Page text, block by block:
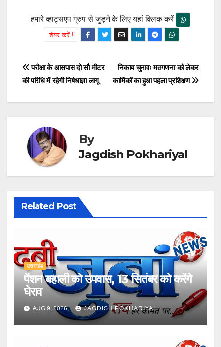
हमारे व्हाट्सएप ग्रुप से जुड़ने के लिए यहां क्लिक करें
शेयर करें !
Post
navigation
निकाय चुनावः मतगणना को लेकर
कार्मिकों का हुआ पहला प्रशिक्षण
परीक्षा के आसपास दो सौ मीटर
की परिधि में रहेगी निषेधाज्ञा लागू
By
Jagdish Pokhariyal
Related Post
उत्तराखंड
पेंशन बहाली को उपवास, 13 सितंबर को करेंगे
घेराव
AUG 9, 2026 JAGDISH POKHARIYAL